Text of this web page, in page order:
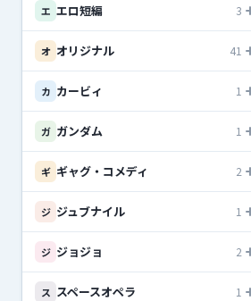
エ エロ短編 3
オ オリジナル 41
カ カービィ 1
ガ ガンダム 1
ギ ギャグ・コメディ 2
ジ ジュブナイル 1
ジ ジョジョ 2
ス スペースオペラ 1